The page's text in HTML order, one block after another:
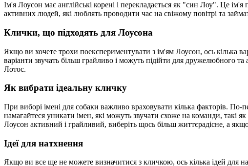
Ім'я Лоусон має англійські корені і перекладається як "син Лоу". Це
активних людей, які люблять проводити час на свіжому повітрі та
Клички, що підходять для Лоусона
Якщо ви хочете трохи поекспериментувати з ім'ям Лоусон, ось кілька
варіанти звучать більш грайливо і можуть підійти для дружелюбного
Лотос.
Як вибрати ідеальну кличку
При виборі імені для собаки важливо враховувати кілька факторів.
намагайтеся уникати імен, які можуть звучати схоже на команди,
Лоусон активний і грайливий, виберіть щось більш життєрадісне, а
Ідеї для натхнення
Якщо ви все ще не можете визначитися з кличкою, ось кілька ідей для